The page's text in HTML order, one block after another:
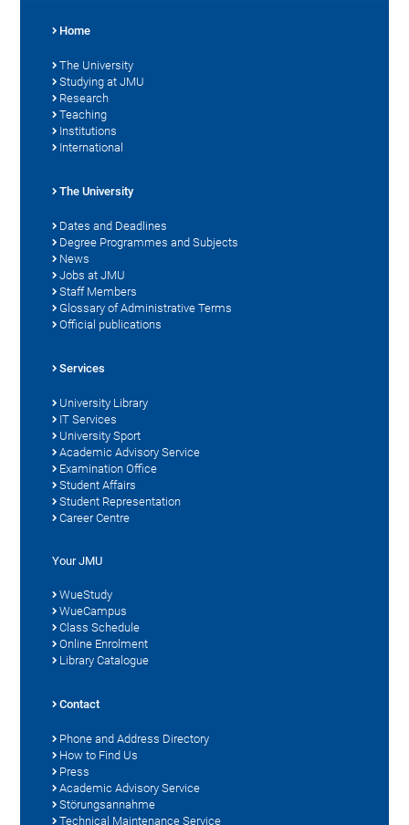
Home
The University
Studying at JMU
Research
Teaching
Institutions
International
The University
Dates and Deadlines
Degree Programmes and Subjects
News
Jobs at JMU
Staff Members
Glossary of Administrative Terms
Official publications
Services
University Library
IT Services
University Sport
Academic Advisory Service
Examination Office
Student Affairs
Student Representation
Career Centre
Your JMU
WueStudy
WueCampus
Class Schedule
Online Enrolment
Library Catalogue
Contact
Phone and Address Directory
How to Find Us
Press
Academic Advisory Service
Störungsannahme
Technical Maintenance Service